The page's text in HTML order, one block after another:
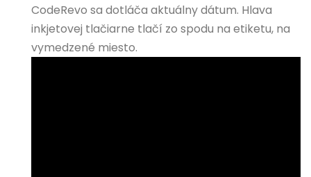
CodeRevo sa dotláča aktuálny dátum. Hlava
inkjetovej tlačiarne tlačí zo spodu na etiketu, na
vymedzené miesto.